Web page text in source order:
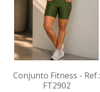
Conjunto Fitness - Ref.:
FT2902